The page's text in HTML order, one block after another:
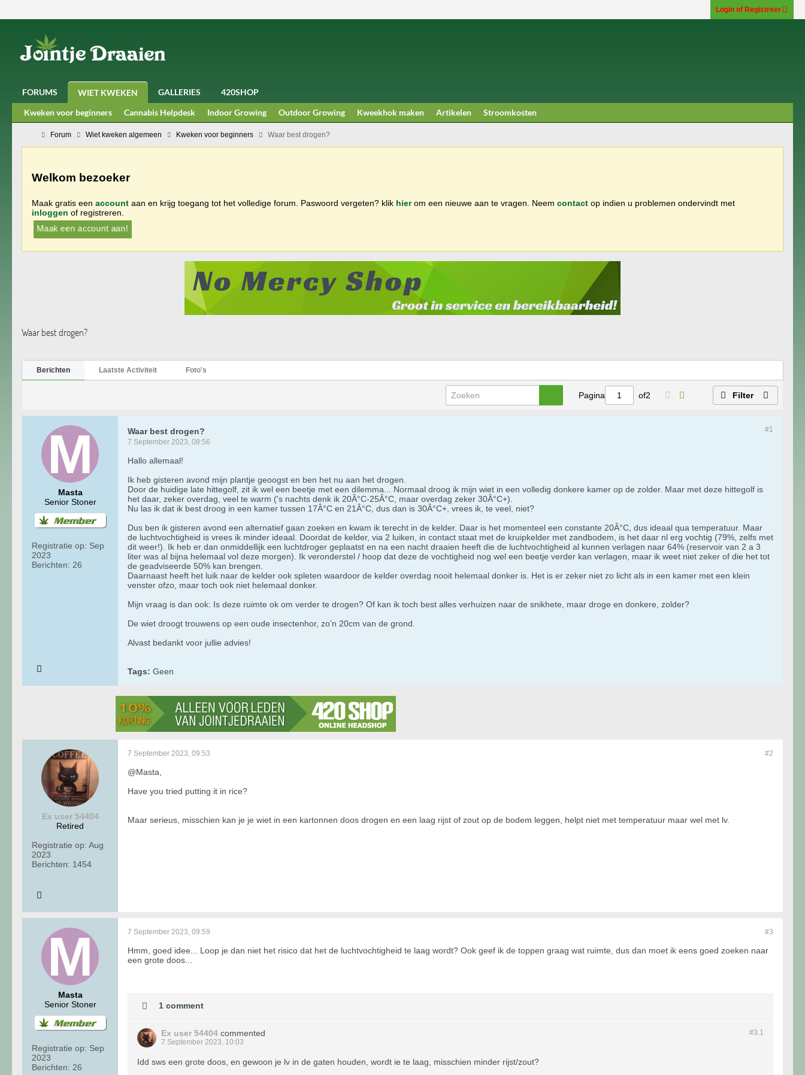
Login of Registreer
FORUMS WIET KWEKEN GALLERIES
420SHOP
Kweken voor beginners
Cannabis Helpdesk Indoor Growing Outdoor Growing Kweekhok maken Artikelen Stroomkosten
Forum Wiet kweken algemeen Kweken voor beginners Waar best drogen?
Welkom bezoeker
Maak gratis een account aan en krijg toegang tot het volledige forum. Paswoord vergeten? klik hierom een nieuwe aan te vragen. Neem contact op indien u problemen ondervindt met
inloggen of registreren.
Maak een account aan!
Waar best drogen?
Berichten Laatste Activiteit Foto's
Pagina of2 Filter
Masta
Senior Stoner
Registratie op: Sep
2023
Berichten: 26
#1
Waar best drogen?
7 September 2023, 08:56
Hallo allemaal!
Ik heb gisteren avond mijn plantje geoogst en ben het nu aan het drogen.
Door de huidige late hittegolf, zit ik wel een beetje met een dilemma... Normaal droog ik mijn wiet in een volledig donkere kamer op de zolder. Maar met deze hittegolf is
het daar, zeker overdag, veel te warm ('s nachts denk ik 20Â°C-25Â°C, maar overdag zeker 30Â°C+).
Nu las ik dat ik best droog in een kamer tussen 17Â°C en 21Â°C, dus dan is 30Â°C+, vrees ik, te veel, niet?
Dus ben ik gisteren avond een alternatief gaan zoeken en kwam ik terecht in de kelder. Daar is het momenteel een constante 20Â°C, dus ideaal qua temperatuur. Maar
de luchtvochtigheid is vrees ik minder ideaal. Doordat de kelder, via 2 luiken, in contact staat met de kruipkelder met zandbodem, is het daar nl erg vochtig (79%, zelfs met
dit weer!). Ik heb er dan onmiddellijk een luchtdroger geplaatst en na een nacht draaien heeft die de luchtvochtigheid al kunnen verlagen naar 64% (reservoir van 2 a 3
liter was al bijna helemaal vol deze morgen). Ik veronderstel / hoop dat deze de vochtigheid nog wel een beetje verder kan verlagen, maar ik weet niet zeker of die het tot
de geadviseerde 50% kan brengen.
Daarnaast heeft het luik naar de kelder ook spleten waardoor de kelder overdag nooit helemaal donker is. Het is er zeker niet zo licht als in een kamer met een klein
venster ofzo, maar toch ook niet helemaal donker.
Mijn vraag is dan ook: Is deze ruimte ok om verder te drogen? Of kan ik toch best alles verhuizen naar de snikhete, maar droge en donkere, zolder?
De wiet droogt trouwens op een oude insectenhor, zo'n 20cm van de grond.
Alvast bedankt voor jullie advies!
Tags: Geen
Ex user 54404
Retired
Registratie op: Aug
2023
Berichten: 1454
#2
7 September 2023, 09:53
@Masta,
Have you tried putting it in rice?
Maar serieus, misschien kan je je wiet in een kartonnen doos drogen en een laag rijst of zout op de bodem leggen, helpt niet met temperatuur maar wel met lv.
Masta
Senior Stoner
Registratie op: Sep
2023
Berichten: 26
#3
7 September 2023, 09:59
Hmm, goed idee... Loop je dan niet het risico dat het de luchtvochtigheid te laag wordt? Ook geef ik de toppen graag wat ruimte, dus dan moet ik eens goed zoeken naar
een grote doos...
1 comment
#3. 1
Ex user 54404 commented
7 September 2023, 10:03
Idd sws een grote doos, en gewoon je lv in de gaten houden, wordt ie te laag, misschien minder rijst/zout?